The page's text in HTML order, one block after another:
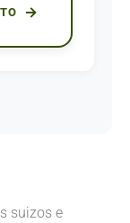
suizos e